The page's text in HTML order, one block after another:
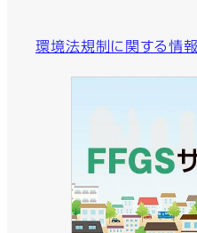
環境法規制に関する情